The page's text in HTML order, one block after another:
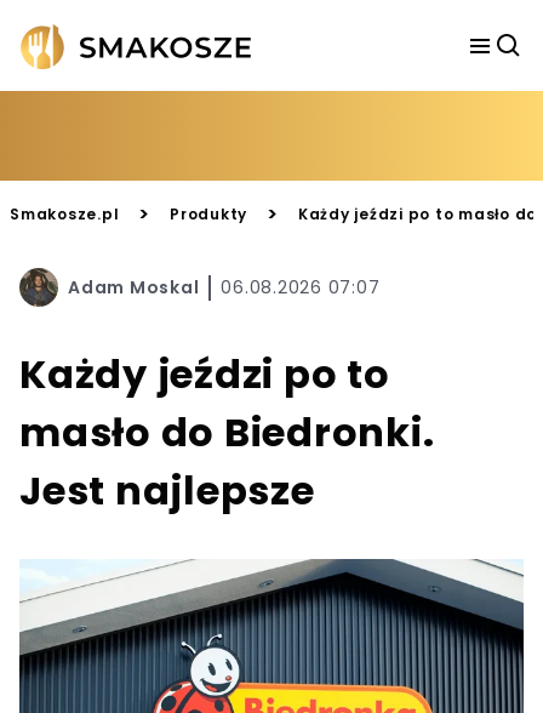
Smakosze.pl > Produkty > Każdy jeździ po to masło
Adam Moskal 06.08.2026 07:07
Każdy jeździ po to
masło do Biedronki.
Jest najlepsze